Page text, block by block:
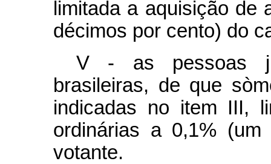
limitada a aquisição de
décimos por cento) do
V - as pessoas
brasileiras, de que
indicadas no item III,
ordinárias a 0,1%
votante.